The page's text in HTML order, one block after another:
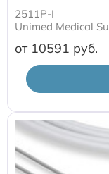
2511P-I
Unimed Medical
от 10591